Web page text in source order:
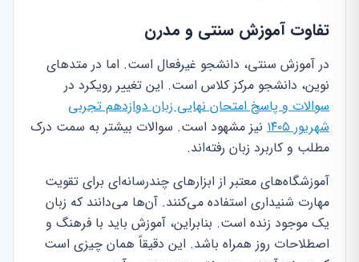
تفاوت آموزش سنتی و مدرن
در آموزش سنتی، دانشجو غیرفعال است. اما در متدهای
نوین، دانشجو مرکز کلاس است. این تغییر رویکرد در
سوالات و پاسخ امتحان نهایی زبان دوازدهم تجربی
شهریور ۱۴۰۵
نیز مشهود است. سوالات بیشتر به سمت درک
مطلب و کاربرد زبان رفته‌اند.
آموزشگاه‌های معتبر از ابزارهای چندرسانه‌ای برای تقویت
مهارت شنیداری استفاده می‌کنند. آن‌ها می‌دانند که زبان
یک موجود زنده است. بنابراین، آموزش باید با فرهنگ و
اصطلاحات روز همراه باشد. این دقیقاً همان چیزی است